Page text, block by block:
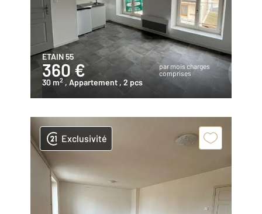
ETAIN 55
360 €
par mois charges
comprises
30 m2 , Appartement , 2 pcs
Exclusivité